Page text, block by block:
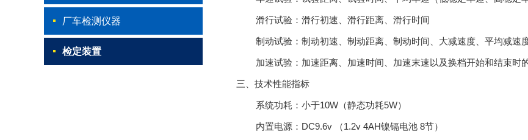
厂车检测仪器
检定装置
滑行试验：滑行初速、滑行距离、滑行时间
制动试验：制动初速、制动距离、制动时间、大减速度、平均减速度
加速试验：加速距离、加速时间、加速末速以及换档开始和结束时
三、技术性能指标
系统功耗：小于10W （静态功耗5W）
内置电源： DC9.6v （1.2v 4AH镍镉电池 8节）